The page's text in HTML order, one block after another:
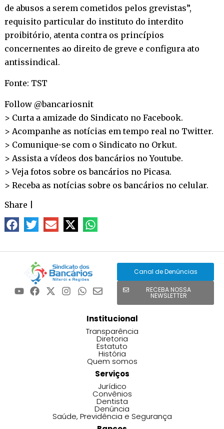
de abusos a serem cometidos pelos grevistas”,
requisito particular do instituto do interdito
proibitório, atenta contra os princípios
concernentes ao direito de greve e configura ato
antissindical.
Fonte: TST
Follow @bancariosnit
> Curta a amizade do Sindicato no Facebook.
> Acompanhe as notícias em tempo real no Twitter.
> Comunique-se com o Sindicato no Orkut.
> Assista a vídeos dos bancários noYoutube.
> Veja fotos sobre os bancários no Picasa.
> Receba as notícias sobre os bancários no celular.
Share
Canal de Denúncias
RECEBA NOSSA
NEWSLETTER
Institucional
Transparência
Diretoria
Estatuto
História
Quem somos
Serviços
Jurídico
Convênios
Dentista
Denúncia
Saúde, Previdência e Segurança